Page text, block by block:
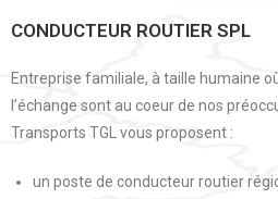
CONDUCTEUR ROUTIER SPL
Entreprise familiale, à taille humaine
l’échange sont au coeur de nos
Transports TGL vous proposent :
un poste de conducteur routier